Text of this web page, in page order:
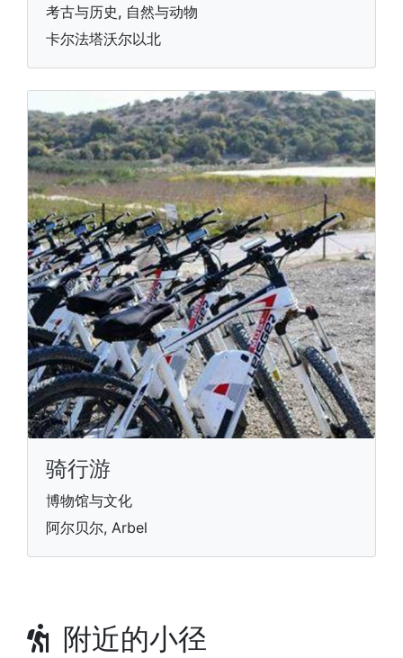
考古与历史, 自然与动物
卡尔法塔沃尔以北
骑行游
博物馆与文化
阿尔贝尔, Arbel
附近的小径